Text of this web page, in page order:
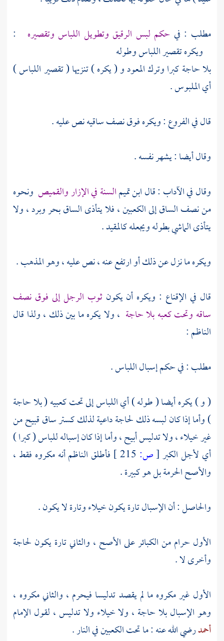
مطلب : في حكم لبس الرقيق وتطويل اللباس وتقصيره
:
ويكره تقصير اللباس وطوله
بلا حاجة كبرا وترك المعود و ( يكره ) تنزيها ( تقصير اللباس )
أي الملبوس .
قال في الفروع : ويكره فوق نصف ساقيه نص عليه .
وقال أيضا : يشهر نفسه .
وقال في الآداب : قالابن تميمالسنة في الإزار والقميص ونحوه
من نصف الساق إلى الكعبين ، فلا يتأذى الساق بحر وبرد ، ولا
يتأذى الماشي بطوله ويجعله كالمقيد .
ويكره ما نزل عن ذلك أو ارتفع عنه ، نص عليه ، وهو المذهب .
قال في الإقناع : ويكره أن يكونثوب الرجل إلى فوق نصف
ساقه وتحت كعبه بلا حاجة ، ولا يكره ما بين ذلك ، ولذا قال
الناظم:
مطلب : في حكم إسبال اللباس .
( و ) يكره أيضا ( طوله ) أي اللباس إلى تحت كعبيه ( بلا حاجة
) وأما إذا كان لبسه ذلك لحاجة داعية لذلك كستر ساق قبيح من
غير خيلاء ، ولا تدليس أبيح ، وأما إذا كان إسباله للباس ( كبرا )
أي لأجل الكبر[ص: فأطلقالناظمأنه مكروه فقط ،
والأصح الحرمة بل هو كبيرة .
والحاصل : أن الإسبال تارة يكون خيلاء وتارة لا يكون .
الأول حرام من الكبائر على الأصح ، والثاني تارة يكون لحاجة
وأخرى لا .
الأول غير مكروه ما لم يقصد تدليسا فيحرم ، والثاني مكروه ،
وهو الإسبال بلا حاجة ، ولا خيلاء ولا تدليس ، لقول الإمام
أحمدرضي الله عنه : ما تحت الكعبين في النار .